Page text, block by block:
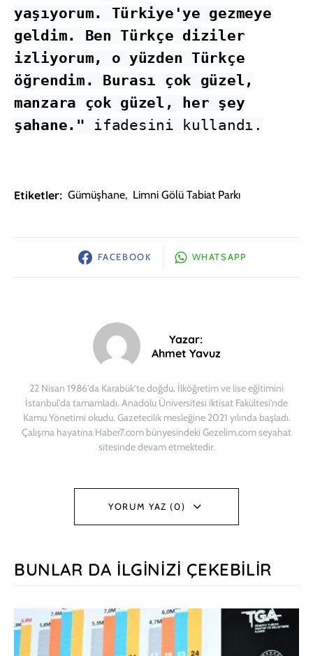
yaşıyorum. Türkiye'ye gezmeye
geldim. Ben Türkçe diziler
izliyorum, o yüzden Türkçe
öğrendim. Burası çok güzel,
manzara çok güzel, her şey
şahane." ifadesini kullandı.
Etiketler: Gümüşhane, Limni Gölü Tabiat Parkı
FACEBOOK WHATSAPP
Yazar:
Ahmet Yavuz
22 Nisan 1986’da Karabük’te doğdu. İlköğretim ve lise eğitimini
İstanbul’da tamamladı. Anadolu Üniversitesi iktisat Fakültesi’nde
Kamu Yönetimi okudu. Gazetecilik mesleğine 2021 yılında başladı.
Çalışma hayatına Haber7.com bünyesindeki Gezelim.com seyahat
sitesinde devam etmektedir.
YORUM YAZ (0)
BUNLAR DA İLGINIZI ÇEKEBILIR